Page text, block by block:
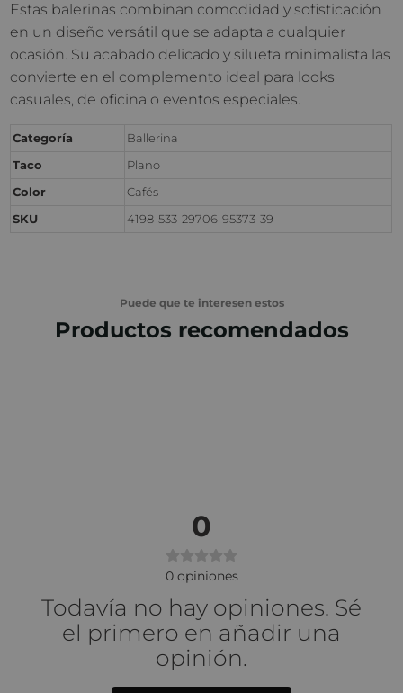
Estas balerinas combinan comodidad y sofisticación
en un diseño versátil que se adapta a cualquier
ocasión. Su acabado delicado y silueta minimalista las
convierte en el complemento ideal para looks
casuales, de oficina o eventos especiales.
Categoría
Ballerina
Taco
Plano
Color
Cafés
SKU
4198-533-29706-95373-39
Puede que te interesen estos
Productos recomendados
0
0 opiniones
Todavía no hay opiniones. Sé
el primero en añadir una
opinión.